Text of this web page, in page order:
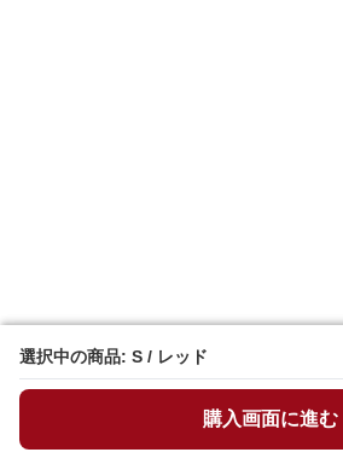
選択中の商品: S / レッド
購入画面に進む
選択中の商品: S / レッド
購入画面に進む